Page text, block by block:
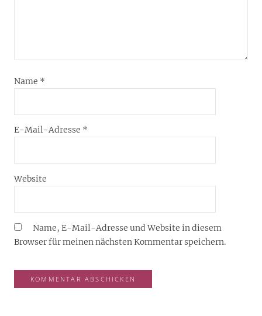
Name *
E-Mail-Adresse *
Website
Name, E-Mail-Adresse und Website in diesem
Browser für meinen nächsten Kommentar speichern.